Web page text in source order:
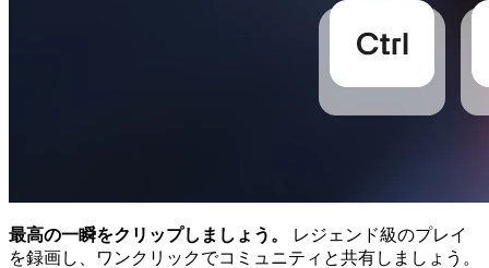
最高の一瞬をクリップしましょう。
レジェンド級のプレイ
を録画し、ワンクリックでコミュニティと共有しましょう。